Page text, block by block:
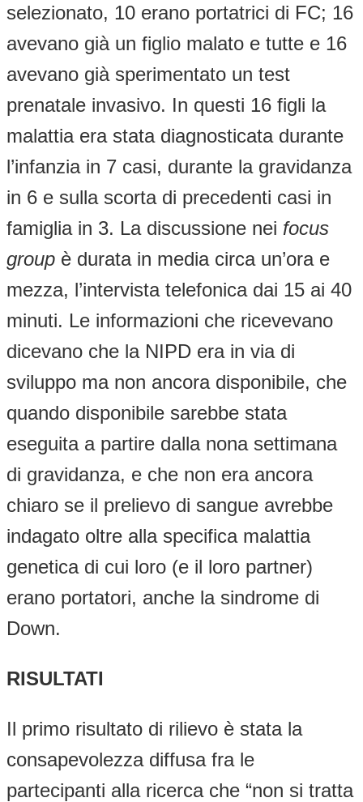
selezionato, 10 erano portatrici di FC; 16
avevano già un figlio malato e tutte e 16
avevano già sperimentato un test
prenatale invasivo. In questi 16 figli la
malattia era stata diagnosticata durante
l’infanzia in 7 casi, durante la gravidanza
in 6 e sulla scorta di precedenti casi in
famiglia in 3. La discussione nei focus
group è durata in media circa un’ora e
mezza, l’intervista telefonica dai 15 ai 40
minuti. Le informazioni che ricevevano
dicevano che la NIPD era in via di
sviluppo ma non ancora disponibile, che
quando disponibile sarebbe stata
eseguita a partire dalla nona settimana
di gravidanza, e che non era ancora
chiaro se il prelievo di sangue avrebbe
indagato oltre alla specifica malattia
genetica di cui loro (e il loro partner)
erano portatori, anche la sindrome di
Down.
RISULTATI
Il primo risultato di rilievo è stata la
consapevolezza diffusa fra le
partecipanti alla ricerca che “non si tratta